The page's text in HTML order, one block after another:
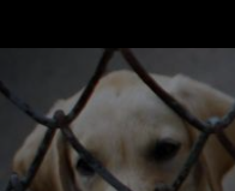
к
содержимому